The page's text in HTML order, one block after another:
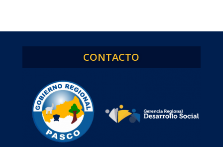
CONTACTO